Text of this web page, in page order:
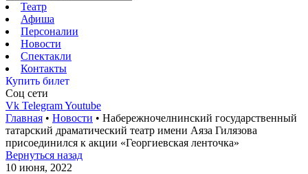
Театр
Афиша
Персоналии
Новости
Спектакли
Контакты
Купить билет
Соц cети
Vk TelegramYoutube
Главная • Новости • Набережночелнинский государственный
татарский драматический театр имени Аяза Гилязова
присоединился к акции «Георгиевская ленточка»
Вернуться назад
10 июня, 2022